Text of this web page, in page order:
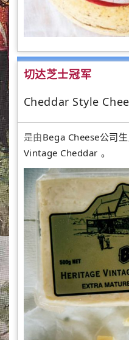
切达芝士冠军
Cheddar Style
是由Bega Cheese公司
Vintage Cheddar 。